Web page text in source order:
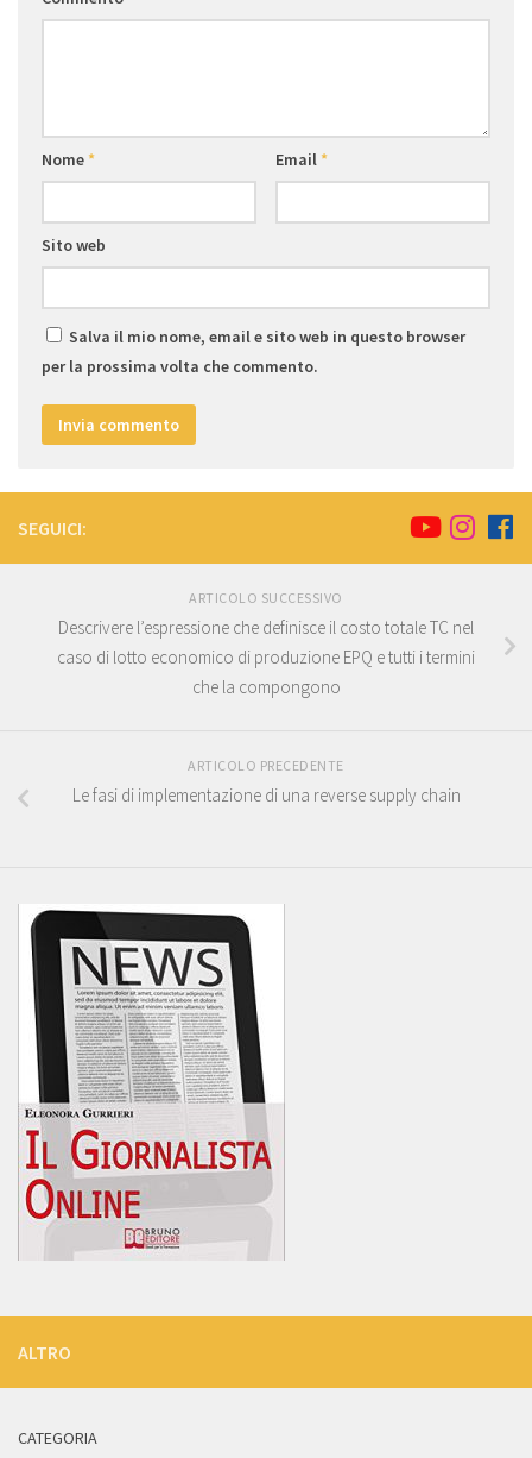
Nome* Email*
Sito web
Salva il mio nome, email e sito web in questo browser
per la prossima volta che commento.
SEGUICI:
ARTICOLO SUCCESSIVO
Descrivere l’espressione che definisce il costo totale TC nel
caso di lotto economico di produzione EPQ e tutti i termini
che la compongono
ARTICOLO PRECEDENTE
Le fasi di implementazione di una reverse supply chain
ALTRO
CATEGORIA